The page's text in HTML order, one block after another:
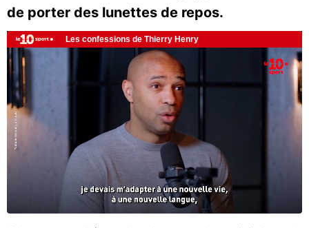
de porter des lunettes de repos.